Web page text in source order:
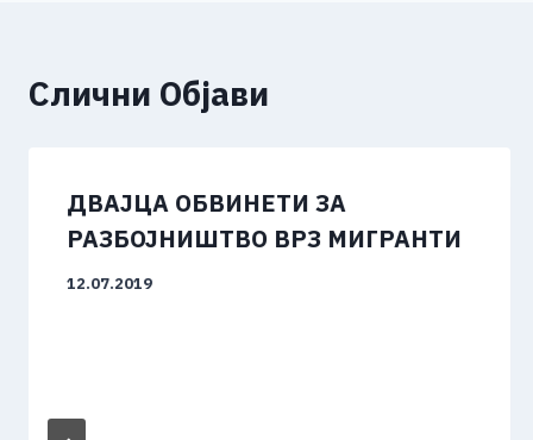
Слични Објави
ДВАЈЦА ОБВИНЕТИ ЗА
РАЗБОЈНИШТВО ВРЗ МИГРАНТИ
12.07.2019